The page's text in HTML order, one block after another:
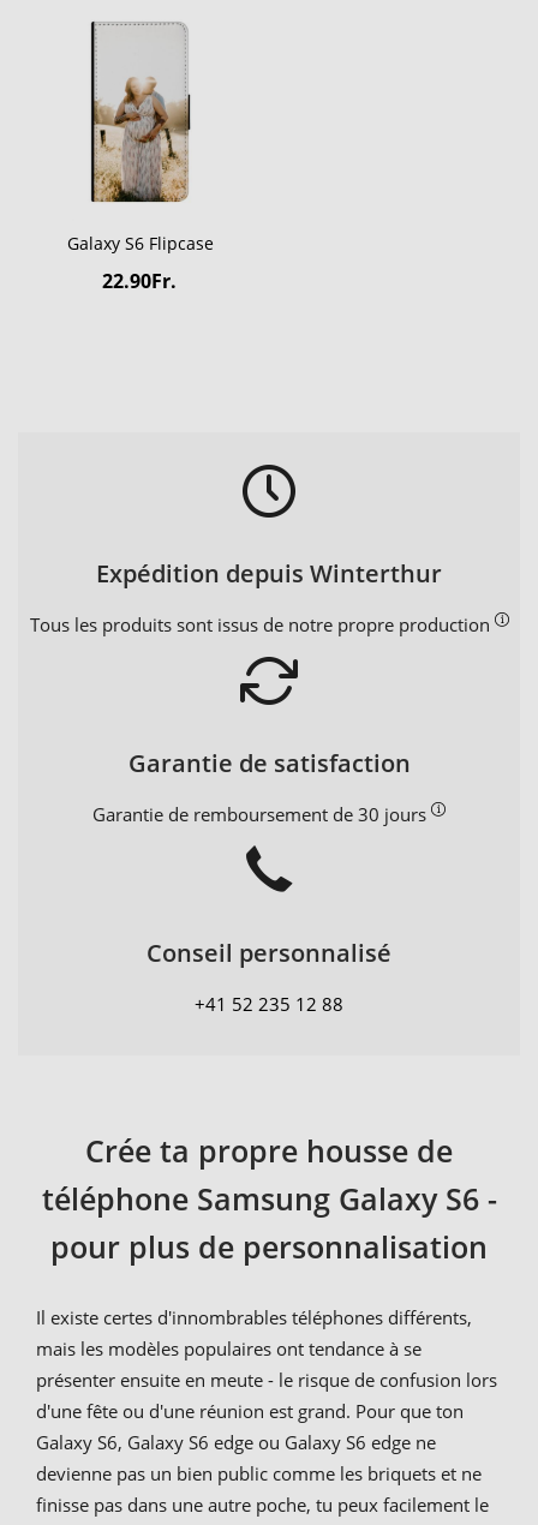
Galaxy S6 Flipcase
22.90Fr.
Expédition depuis Winterthur
Tous les produits sont issus de notre propre production
Garantie de satisfaction
Garantie de remboursement de 30 jours
Conseil personnalisé
+41 52 235 12 88
Crée ta propre housse de
téléphone Samsung Galaxy S6 -
pour plus de personnalisation
Il existe certes d'innombrables téléphones différents,
mais les modèles populaires ont tendance à se
présenter ensuite en meute - le risque de confusion lors
d'une fête ou d'une réunion est grand. Pour que ton
Galaxy S6, Galaxy S6 edge ou Galaxy S6 edge ne
devienne pas un bien public comme les briquets et ne
finisse pas dans une autre poche, tu peux facilement le